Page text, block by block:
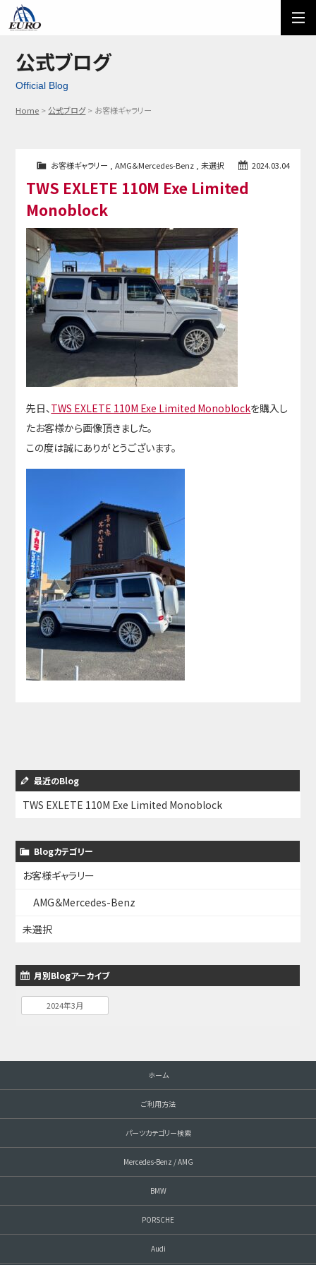
ご利用方法
メール問い合わせ
公式ブログ
Official Blog
Home 公式ブログ お客様ギャラリー
2024.03.04
お客様ギャラリー AMG＆Mercedes-Benz, 未選択
TWS EXLETE 110M Exe Limited
Monoblock
先日、 TWS EXLETE 110M Exe Limited Monoblockを購入し
たお客様から画像頂きました。
この度は誠にありがとうございます。
最近のBlog
TWS EXLETE 110M Exe Limited Monoblock
Blogカテゴリー
お客様ギャラリー
AMG＆Mercedes-Benz
未選択
月別Blogアーカイブ
2024年3月
ホーム
ご利用方法
パーツカテゴリー検索
Mercedes-Benz / AMG
BMW
PORSCHE
Audi